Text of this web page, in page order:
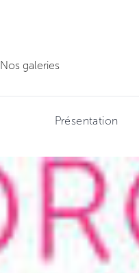
Nos galeries
Présentation